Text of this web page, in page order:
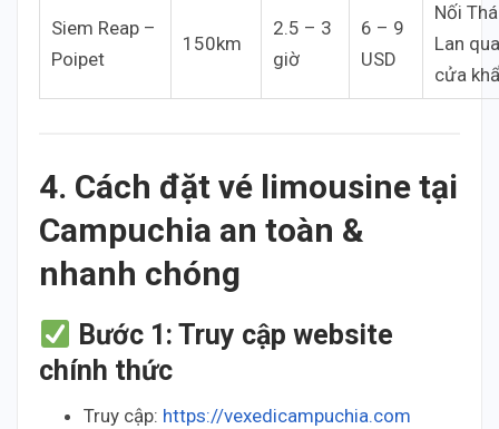
Siem Reap –
Poipet
150km
2.5 – 3
giờ
6 – 9
USD
Nối
Lan qua
cửa
4. Cách đặt vé limousine tại
Campuchia an toàn &
nhanh chóng
Bước 1: Truy cập website
chính thức
Truy cập: https://vexedicampuchia.com